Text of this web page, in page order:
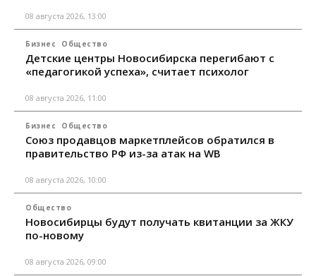
08 августа 2026, 13:00
Бизнес Общество
Детские центры Новосибирска перегибают с
«педагогикой успеха», считает психолог
08 августа 2026, 11:00
Бизнес Общество
Союз продавцов маркетплейсов обратился в
правительство РФ из-за атак на WB
08 августа 2026, 10:00
Общество
Новосибирцы будут получать квитанции за ЖКУ
по-новому
08 августа 2026, 09:00